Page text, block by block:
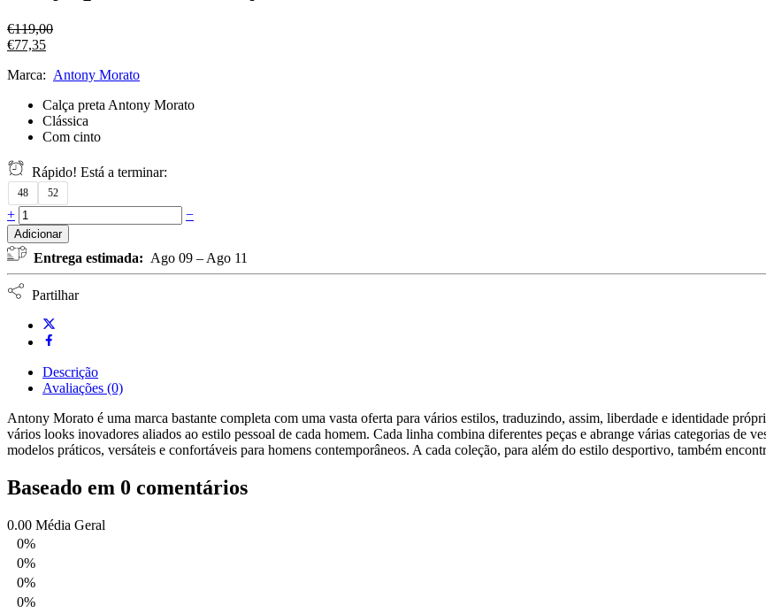
€119,00
€77,35
Marca: Antony Morato
Calça preta Antony Morato
Clássica
Com cinto
Rápido! Está a terminar:
48 52
+ −
Adicionar
Entrega estimada: Ago 09 – Ago 11
Partilhar
Descrição
Avaliações (0)
Antony Morato é uma marca bastante completa com uma vasta oferta para vários estilos, traduzindo, assim, liberdade e identidade
vários looks inovadores aliados ao estilo pessoal de cada homem. Cada linha combina diferentes peças e abrange várias categorias de
modelos práticos, versáteis e confortáveis para homens contemporâneos. A cada coleção, para além do estilo desportivo, também
Baseado em 0 comentários
0.00 Média Geral
0%
0%
0%
0%